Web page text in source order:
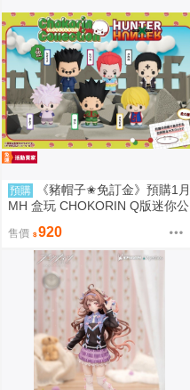
預購
《豬帽子✬免訂金》預購1月
MH 盒玩 CHOKORIN Q版迷你公
售價 920